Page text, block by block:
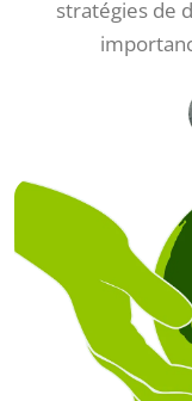
stratégies de